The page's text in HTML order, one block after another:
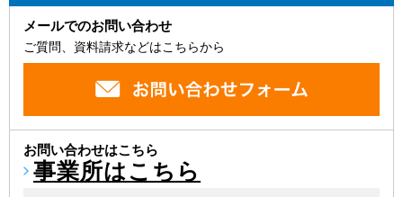
メールでのお問い合わせ
ご質問、資料請求などはこちらから
お問い合わせはこちら
事業所はこちら